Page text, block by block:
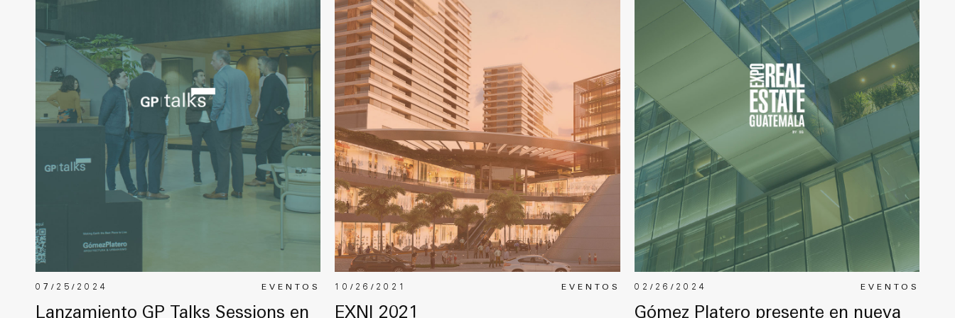
EVENTOS
07/25/2024
Lanzamiento GP Talks Sessions en
EVENTOS
10/26/2021
EXNI 2021
EVENTOS
02/26/2024
Gómez Platero presente en nueva